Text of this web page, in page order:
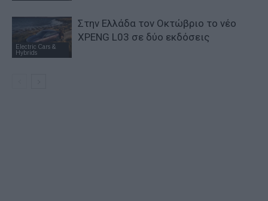
Electric Cars &
Hybrids
Στην Ελλάδα τον Οκτώβριο το νέο
XPENG L03 σε δύο εκδόσεις